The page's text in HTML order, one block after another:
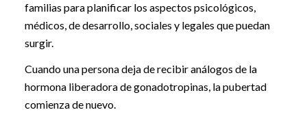
familias para planificar los aspectos psicológicos,
médicos, de desarrollo, sociales y legales que puedan
surgir.
Cuando una persona deja de recibir análogos de la
hormona liberadora de gonadotropinas, la pubertad
comienza de nuevo.